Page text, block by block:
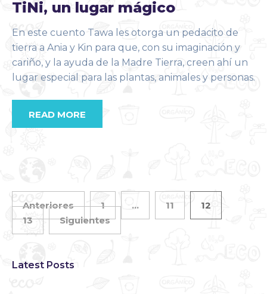
TiNi, un lugar mágico
En este cuento Tawa les otorga un pedacito de
tierra a Ania y Kin para que, con su imaginación y
cariño, y la ayuda de la Madre Tierra, creen ahí un
lugar especial para las plantas, animales y personas.
READ MORE
Anteriores 1 … 11
12
13
Siguientes
Latest Posts